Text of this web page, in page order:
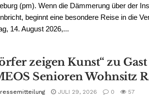
(pm). Wenn die Dämmerung über der
beginnt eine besondere Reise in die
14. August 2026,...
zeigen Kunst“ zu
Senioren Wohnsitz
JULI 29, 2026 0 57